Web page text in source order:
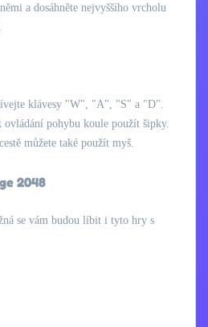
a dosáhněte nejvyššího vrcholu
klávesy "W", "A", "S" a "D".
ovládání pohybu koule použít šipky.
můžete také použít myš.
2048
se vám budou líbit i tyto hry s